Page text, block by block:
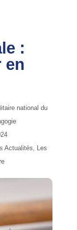
:
en
national du
Actualités, Les